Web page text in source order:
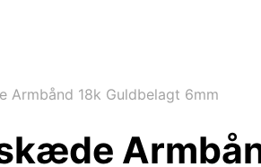
Armbånd 18k Guldbelagt 6mm